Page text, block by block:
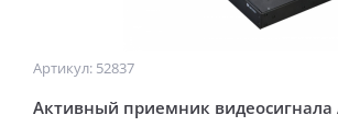
Артикул: 52837
Активный приемник видеосигнала